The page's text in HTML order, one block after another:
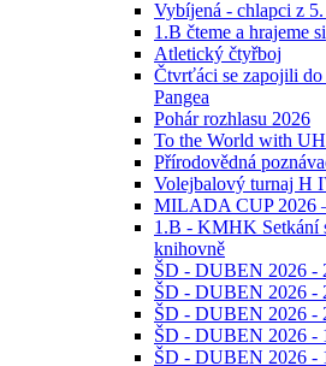
Vybíjená - chlapci z
1.B čteme a hrajeme si
Atletický čtyřboj
Čtvrťáci se zapojili do
Pangea
Pohár rozhlasu 2026
To the World with
Přírodovědná
Volejbalový turnaj H
MILADA CUP 2026
1.B - KMHK Setkání
knihovně
ŠD - DUBEN 2026 -
ŠD - DUBEN 2026 -
ŠD - DUBEN 2026 -
ŠD - DUBEN 2026 -
ŠD - DUBEN 2026 -